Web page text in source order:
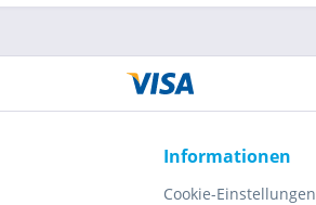
Informationen
Cookie-Einstellungen